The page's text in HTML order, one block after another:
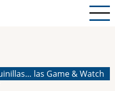
las Game & Watch